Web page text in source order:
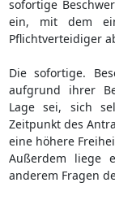
sofortige
ein, mit dem
Pflichtverteidiger
Die sofortige.
aufgrund ihrer
Lage sei, sich
Zeitpunkt des
eine höhere
Außerdem liege
anderem Fragen